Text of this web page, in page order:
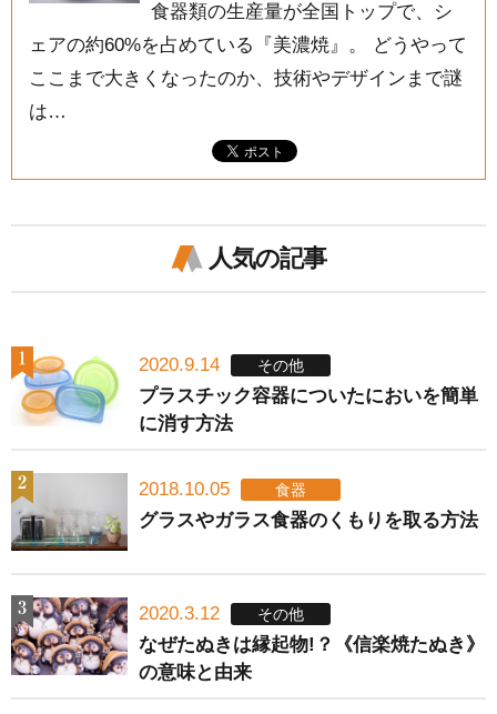
食器類の生産量が全国トップで、シ
ェアの約60%を占めている『美濃焼』。 どうやって
ここまで大きくなったのか、技術やデザインまで謎
は…
人気の記事
2020.9.14 その他
プラスチック容器についたにおいを簡単
に消す方法
2018.10.05 食器
グラスやガラス食器のくもりを取る方法
2020.3.12 その他
なぜたぬきは縁起物!？《信楽焼たぬき》
の意味と由来